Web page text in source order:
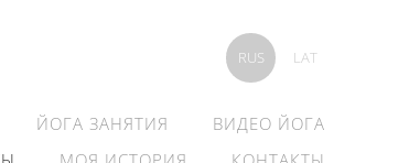
ЙОГА ЗАНЯТИЯ
ВИДЕО ЙОГА
RUS LAT